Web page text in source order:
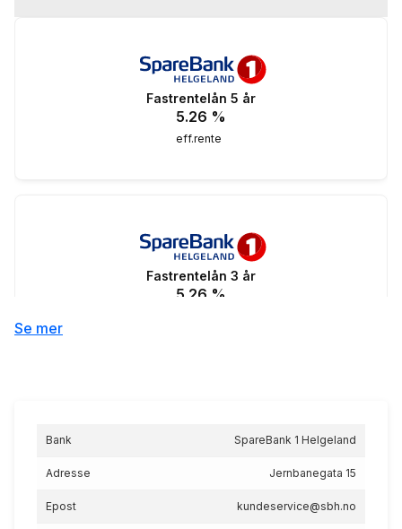
Fastrentelån 5 år
5.26 %
eff.rente
Fastrentelån 3 år
5.26 %
Se mer
Bank SpareBank 1 Helgeland
Adresse Jernbanegata 15
Epost kundeservice@sbh.no